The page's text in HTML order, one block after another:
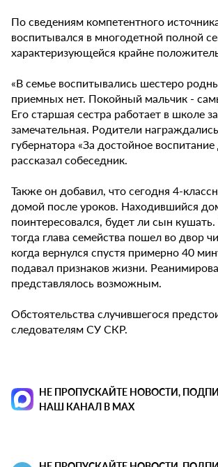
По сведениям компетентного
воспитывался в многодетной полной
характеризующейся крайне
«В семье воспитывались шестеро
приемных нет. Покойный мальчик -
Его старшая сестра работает в школе
замечательная. Родители
губернатора «За достойное воспитание
рассказал собеседник.
Также он добавил, что сегодня 4-
домой после уроков. Находившийся
поинтересовался, будет ли сын кушать.
тогда глава семейства пошел во двор
когда вернулся спустя примерно 40
подавал признаков жизни.
представлялось возможным.
Обстоятельства случившегося
следователям СУ СКР.
НЕ ПРОПУСКАЙТЕ НОВОСТИ,
НАШ КАНАЛ В MAX